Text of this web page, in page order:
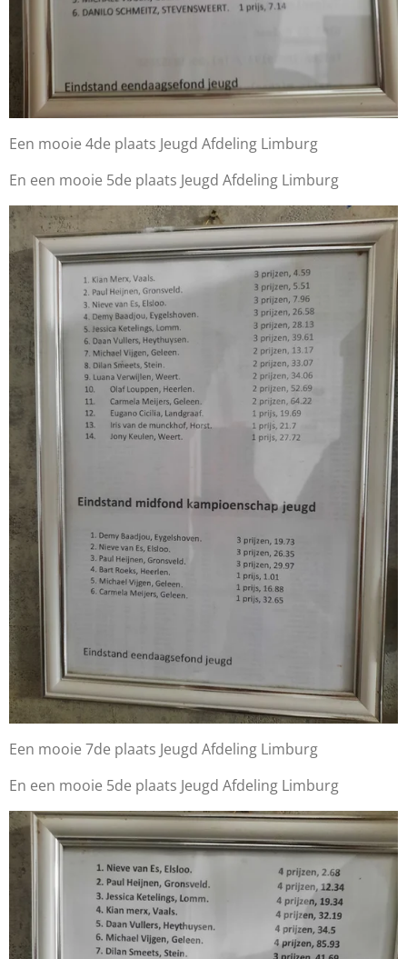
Een mooie 4de plaats Jeugd Afdeling Limburg
En een mooie 5de plaats Jeugd Afdeling Limburg
Een mooie 7de plaats Jeugd Afdeling Limburg
En een mooie 5de plaats Jeugd Afdeling Limburg